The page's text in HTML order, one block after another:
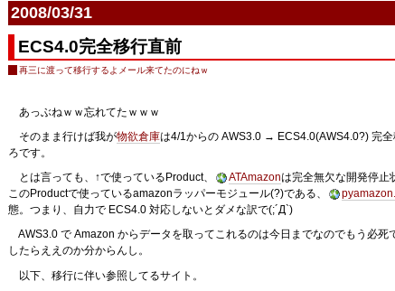
2008/03/31
ECS4.0完全移行直前
再三に渡って移行するよメール来てたのにねｗ
あっぶねｗｗ忘れてたｗｗｗ
そのまま行けば我が物欲倉庫は4/1からの AWS3.0 → ECS4.0(AWS4.0?) 完
ろです。
とは言っても、↑で使っているProduct、
ATAmazonは完全無欠な開発停止
このProductで使っているamazonラッパーモジュール(?)である、
態。つまり、自力で ECS4.0 対応しないとダメな訳で(;´Д`)
AWS3.0 で Amazon からデータを取ってこれるのは今日までなのでもう必
したらええのか分からんし。
以下、移行に伴い参照してるサイト。